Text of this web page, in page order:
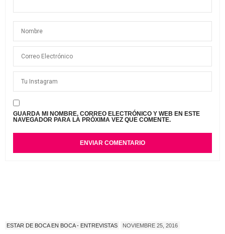
GUARDA MI NOMBRE, CORREO ELECTRÓNICO Y WEB EN ESTE
NAVEGADOR PARA LA PRÓXIMA VEZ QUE COMENTE.
ESTAR DE BOCA EN BOCA - ENTREVISTAS NOVIEMBRE 25, 2016